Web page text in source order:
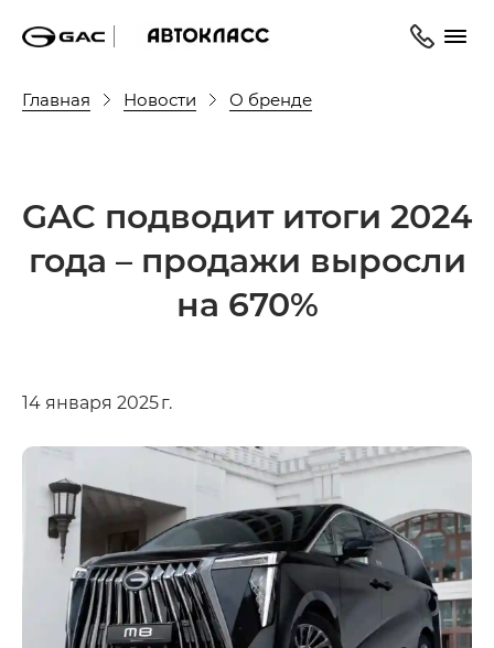
Главная Новости О бренде
GAC подводит итоги 2024
года – продажи выросли
на 670%
14 января 2025 г.